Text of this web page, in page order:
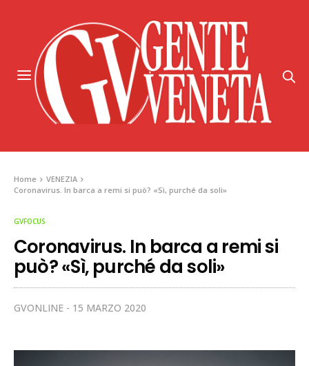
Home
VENEZIA
Coronavirus. In barca a remi si può? «Sì, purché da soli»
GVFOCUS
Coronavirus. In barca a remi si
può? «Sì, purché da soli»
GVONLINE 15 MARZO 2020